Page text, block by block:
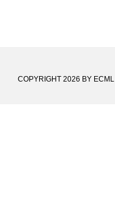
COPYRIGHT 2026 BY ECML